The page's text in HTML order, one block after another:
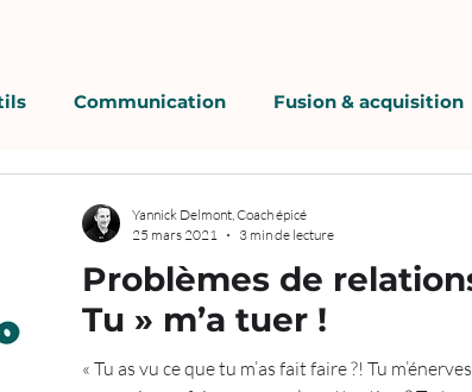
Communication Fusion & acquisition
Problèmes de
Tu » m’a tuer !
« Tu as vu ce que tu m’as fait faire ?! Tu
Yannick Delmont, Coach épicé
25 mars 2021
3 min de lecture